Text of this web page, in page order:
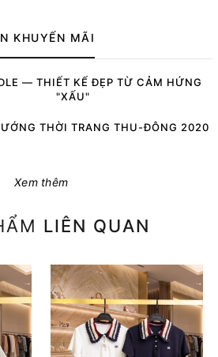
KHUYẾN MÃI
— THIẾT KẾ ĐẸP TỪ CẢM HỨNG
"XẤU"
THỜI TRANG THU-ĐÔNG 2020
Xem thêm
LIÊN QUAN